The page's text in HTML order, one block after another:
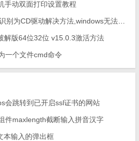
手动双面打印设置教程
解决方法,windows无法读取驱动器E:\中的光盘解决方法
解版64位32位 v15.0.3激活方法
一个文件cmd命令
会跳转到已开启ssl证书的网站
件maxlength截断输入拼音汉字
本输入的弹出框